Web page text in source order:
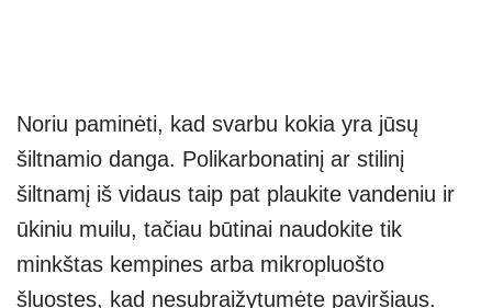
Noriu paminėti, kad svarbu kokia yra jūsų
šiltnamio danga. Polikarbonatinį ar stilinį
šiltnamį iš vidaus taip pat plaukite vandeniu ir
ūkiniu muilu, tačiau būtinai naudokite tik
minkštas kempines arba mikropluošto
šluostes, kad nesubraižytumėte paviršiaus.